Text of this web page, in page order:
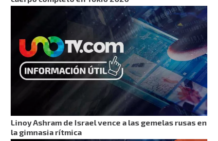
Linoy Ashram de Israel vence a las gemelas rusas en
la gimnasia rítmica